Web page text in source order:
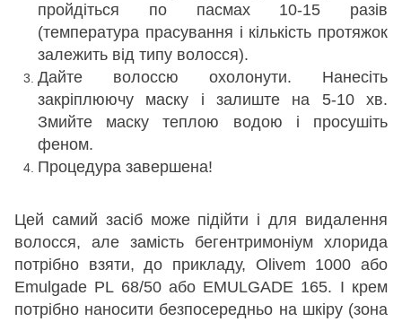
пройдіться по пасмах 10-15 разів
(температура прасування і кількість протяжок
залежить від типу волосся).
Дайте волоссю охолонути. Нанесіть
закріплюючу маску і залиште на 5-10 хв.
Змийте маску теплою водою і просушіть
феном.
Процедура завершена!
Цей самий засіб може підійти і для видалення
волосся, але замість бегентримоніум хлорида
потрібно взяти, до прикладу, Olivem 1000 або
Emulgade PL 68/50 або EMULGADE 165. І крем
потрібно наносити безпосередньо на шкіру (зона